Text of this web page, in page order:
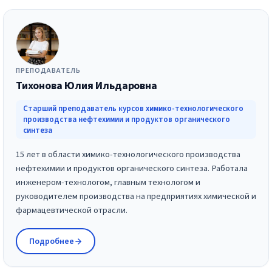
ПРЕПОДАВАТЕЛЬ
Тихонова Юлия Ильдаровна
Старший преподаватель курсов химико-технологического
производства нефтехимии и продуктов органического
синтеза
15 лет в области химико-технологического производства
нефтехимии и продуктов органического синтеза. Работала
инженером-технологом, главным технологом и
руководителем производства на предприятиях химической и
фармацевтической отрасли.
Подробнее